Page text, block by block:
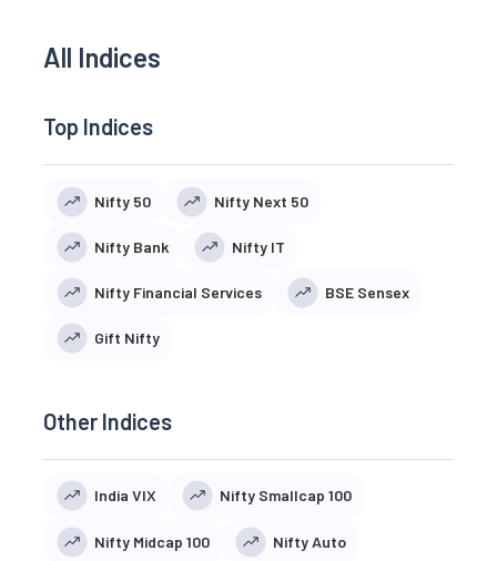
All Indices
Top Indices
Nifty 50 Nifty Next 50
Nifty Bank Nifty IT
Nifty Financial Services BSE Sensex
Gift Nifty
Other Indices
India VIX Nifty Smallcap 100
Nifty Midcap 100 Nifty Auto